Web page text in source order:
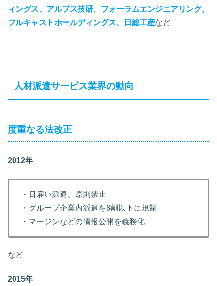
ィングス、アルプス技研、フォーラムエンジニアリング、
フルキャストホールディングス、日総工産など
人材派遣サービス業界の動向
度重なる法改正
2012年
・日雇い派遣、原則禁止
・グループ企業内派遣を8割以下に規制
・マージンなどの情報公開を義務化
など
2015年